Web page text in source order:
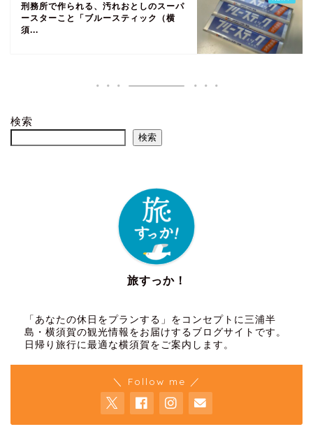
刑務所で作られる、汚れおとしのスーパ
ースターこと「ブルースティック（横
須...
検索
検索
旅すっか！
「あなたの休日をプランする」をコンセプトに三浦半
島・横須賀の観光情報をお届けするブログサイトです。
日帰り旅行に最適な横須賀をご案内します。
＼ Follow me ／